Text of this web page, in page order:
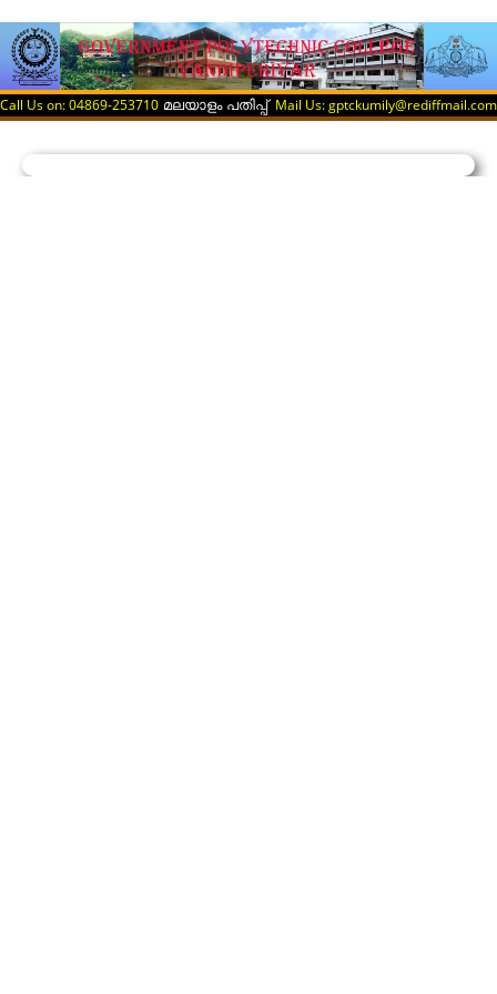
Call Us on: 04869-253710 മലയാളം പതിപ്പ് Mail Us: gptckumily@rediffmail.com